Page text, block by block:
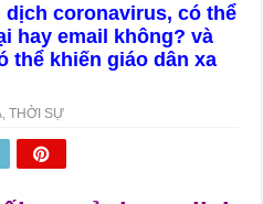
dịch coronavirus, có thể
hay email không? và
thể khiến giáo dân xa
,THỜI SỰ